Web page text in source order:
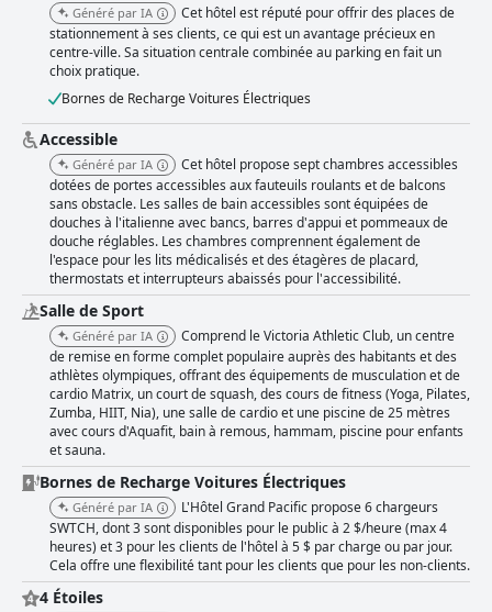
Généré par IA
Cet hôtel est réputé pour offrir des places de
stationnement à ses clients, ce qui est un avantage précieux en
centre-ville. Sa situation centrale combinée au parking en fait un
choix pratique.
Bornes de Recharge Voitures Électriques
Accessible
Généré par IA
Cet hôtel propose sept chambres accessibles
dotées de portes accessibles aux fauteuils roulants et de balcons
sans obstacle. Les salles de bain accessibles sont équipées de
douches à l'italienne avec bancs, barres d'appui et pommeaux de
douche réglables. Les chambres comprennent également de
l'espace pour les lits médicalisés et des étagères de placard,
thermostats et interrupteurs abaissés pour l'accessibilité.
Salle de Sport
Généré par IA
Comprend le Victoria Athletic Club, un centre
de remise en forme complet populaire auprès des habitants et des
athlètes olympiques, offrant des équipements de musculation et de
cardio Matrix, un court de squash, des cours de fitness (Yoga, Pilates,
Zumba, HIIT, Nia), une salle de cardio et une piscine de 25 mètres
avec cours d'Aquafit, bain à remous, hammam, piscine pour enfants
et sauna.
Bornes de Recharge Voitures Électriques
Généré par IA
L'Hôtel Grand Pacific propose 6 chargeurs
SWTCH, dont 3 sont disponibles pour le public à 2 $/heure (max 4
heures) et 3 pour les clients de l'hôtel à 5 $ par charge ou par jour.
Cela offre une flexibilité tant pour les clients que pour les non-clients.
4 Étoiles